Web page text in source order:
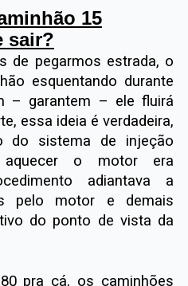
15
sair?
de pegarmos estrada, o
esquentando durante
– garantem – ele fluirá
essa ideia é verdadeira,
do sistema de injeção
o motor era
adiantava a
pelo motor e demais
do ponto de vista da
pra cá, os caminhões